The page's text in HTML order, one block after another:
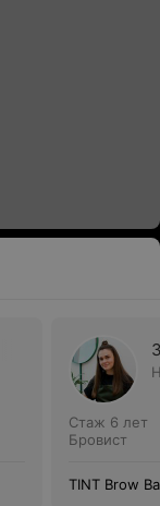
Стаж 6 лет
Бровист
TINT Brow